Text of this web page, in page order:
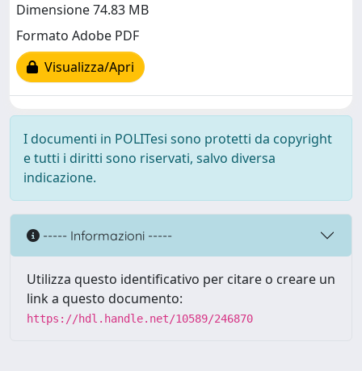
Dimensione 74.83 MB
Formato Adobe PDF
Visualizza/Apri
I documenti in POLITesi sono protetti da copyright
e tutti i diritti sono riservati, salvo diversa
indicazione.
----- Informazioni -----
Utilizza questo identificativo per citare o creare un
link a questo documento:
https://hdl.handle.net/10589/246870